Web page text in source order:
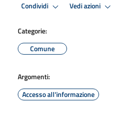
Condividi Vedi azioni
Categorie:
Comune
Argomenti:
Accesso all'informazione